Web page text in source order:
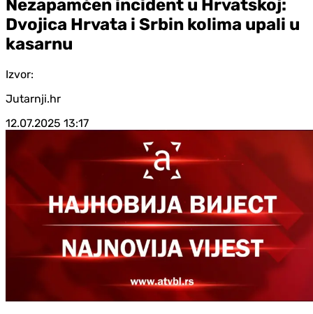
Nezapamćen incident u Hrvatskoj:
Dvojica Hrvata i Srbin kolima upali u
kasarnu
Izvor:
Jutarnji.hr
12.07.2025 13:17